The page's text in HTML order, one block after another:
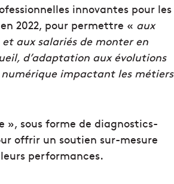
innovantes pour les
2022, pour permettre « aux
aux salariés de monter en
d’adaptation aux évolutions
impactant les métiers
», sous forme de diagnostics-
offrir un soutien sur-mesure
performances.